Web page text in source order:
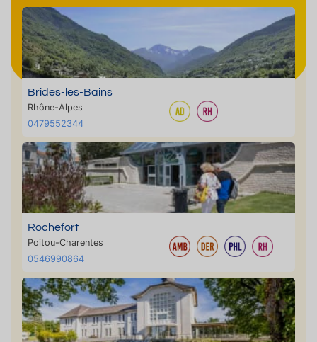
Brides-les-Bains
Rhône-Alpes
0479552344
Rochefort
Poitou-Charentes
0546990864